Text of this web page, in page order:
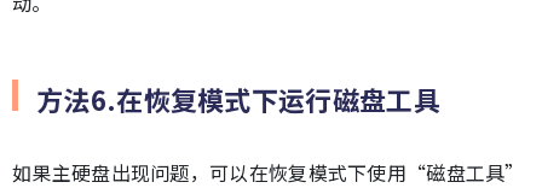
方法6.在恢复模式下运行磁盘工具
如果主硬盘出现问题，可以在恢复模式下使用“磁盘工具”